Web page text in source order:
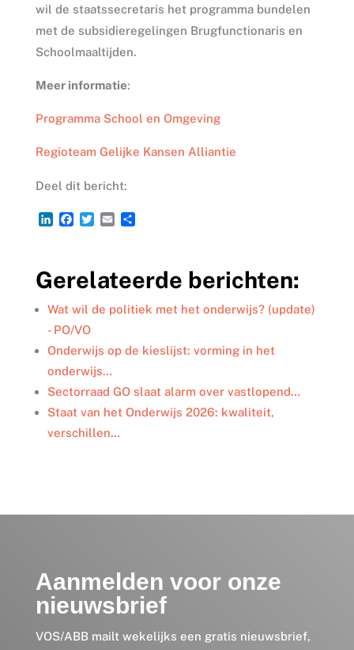
wil de staatssecretaris het programma bundelen
met de subsidieregelingen Brugfunctionaris en
Schoolmaaltijden.
Meer informatie:
Programma School en Omgeving
Regioteam Gelijke Kansen Alliantie
Deel dit bericht:
L
e
d
I
n
F
b
o
o
k
T
t
e
r
E
l
D
n
Gerelateerde berichten:
Wat wil de politiek met het onderwijs? (update)
- PO/VO
Onderwijs op de kieslijst: vorming in het
onderwijs…
Sectorraad GO slaat alarm over vastlopend…
Staat van het Onderwijs 2026: kwaliteit,
verschillen…
Aanmelden voor onze
nieuwsbrief
VOS/ABB mailt wekelijks een gratis nieuwsbrief,